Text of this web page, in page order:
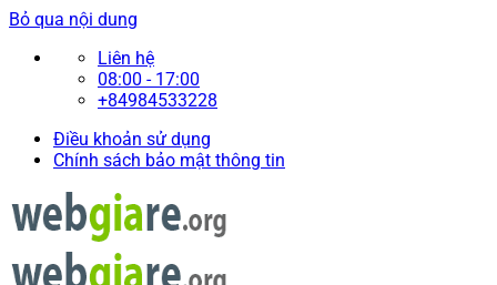
Bỏ qua nội dung
Liên hệ
08:00 - 17:00
+84984533228
Điều khoản sử dụng
Chính sách bảo mật thông tin